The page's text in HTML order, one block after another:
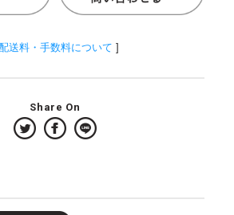
送料・手数料について ]
Share On